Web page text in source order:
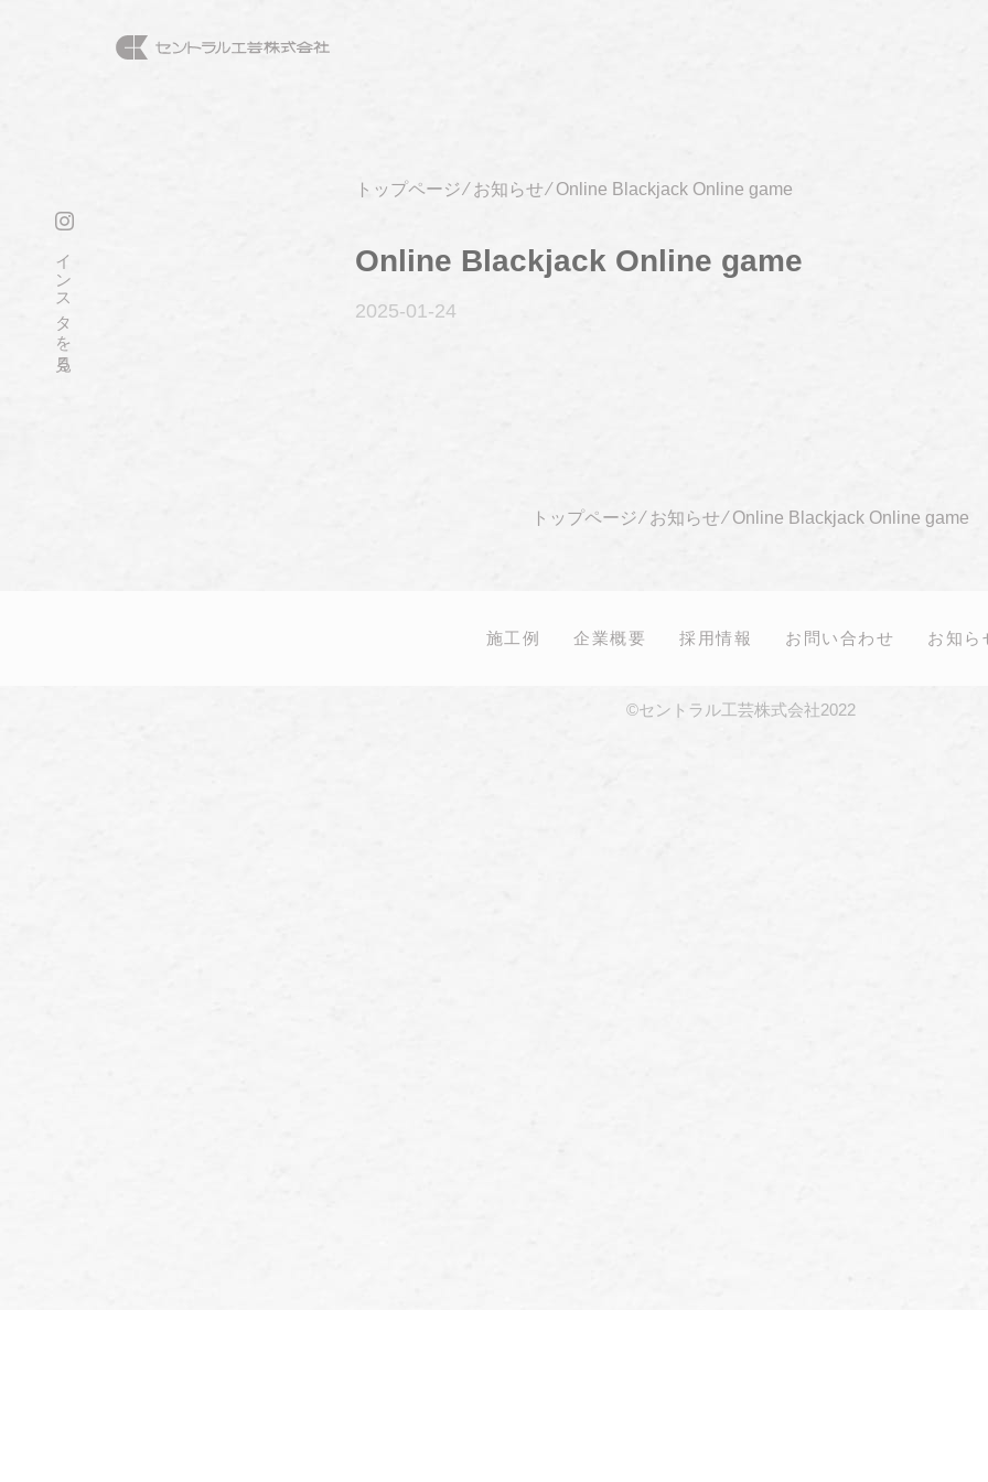
インスタを見る
トップページ⁄ お知らせ⁄Online Blackjack Online game
Online Blackjack Online game
2025-01 -24
トップページ⁄ お知らせ⁄Online Blackjack Online game
施工例 企業概要 採用情報 お問い合わせ お知ら
©セントラル工芸株式会社2022